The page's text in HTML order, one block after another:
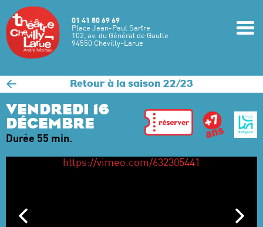
Aller au contenu principal
01 41 80 69 69
Place Jean-Paul Sartre
102, av. du Général de Gaulle
94550 Chevilly-Larue
< Retour à la saison 22/23
VENDREDI 16
DÉCEMBRE
Durée 55 min.
https://vimeo.com/632305441